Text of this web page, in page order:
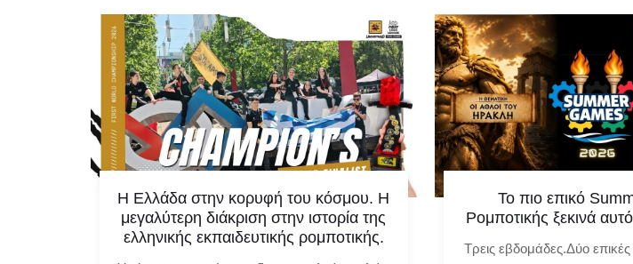
Η Ελλάδα στην κορυφή του κόσμου. Η
μεγαλύτερη διάκριση στην ιστορία της
ελληνικής εκπαιδευτικής ρομποτικής.
Το πιο επικό
Ρομποτικής ξεκινά
Τρεις εβδομάδες.Δύο